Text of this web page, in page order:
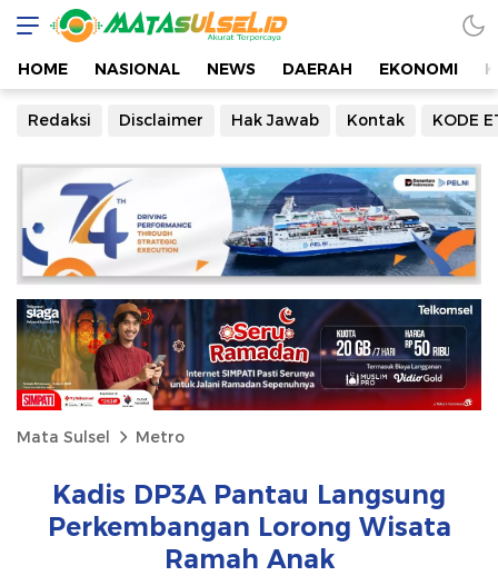
HOME NASIONAL NEWS DAERAH EKONOMI
Redaksi Disclaimer Hak Jawab Kontak KODE
Mata Sulsel Metro
Kadis DP3A Pantau Langsung
Perkembangan Lorong Wisata
Ramah Anak